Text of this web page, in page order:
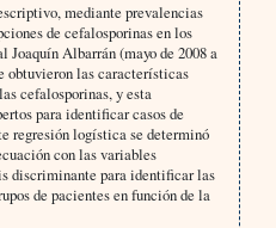
mediante prevalencias
de cefalosporinas en los
Albarrán (mayo de 2008 a
obtuvieron las características
cefalosporinas, y esta
para identificar casos de
regresión logística se determinó
con las variables
discriminante para identificar las
de pacientes en función de la